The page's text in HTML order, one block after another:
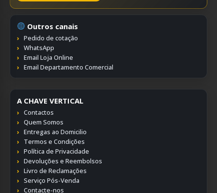
Outros canais
Pedido de cotação
WhatsApp
Email Loja Online
Email Departamento Comercial
A CHAVE VERTICAL
Contactos
Quem Somos
Entregas ao Domicilio
Termos e Condições
Política de Privacidade
Devoluções e Reembolsos
Livro de Reclamações
Serviço Pós-Venda
Contacte-nos